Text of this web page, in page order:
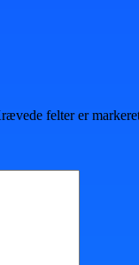
felter er